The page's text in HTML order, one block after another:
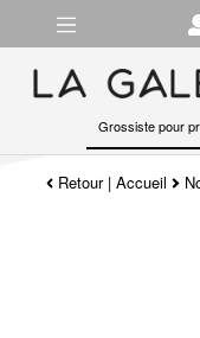
Grossiste pour
Retour|Accueil
Gérer les préférences en